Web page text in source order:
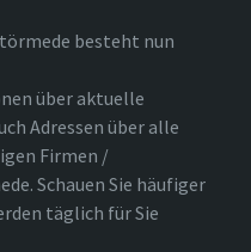
besteht nun
über aktuelle
Adressen über alle
Firmen /
Schauen Sie häufiger
täglich für Sie